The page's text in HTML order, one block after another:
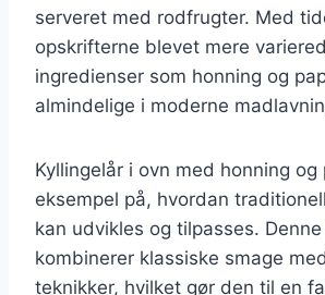
serveret med rodfrugter. Med
opskrifterne blevet mere
ingredienser som honning og
almindelige i moderne
Kyllingelår i ovn med honning og
eksempel på, hvordan
kan udvikles og tilpasses.
kombinerer klassiske smage
teknikker, hvilket gør den til en